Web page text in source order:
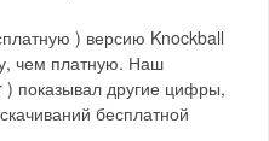
) версию Knockball
чем платную. Наш
показывал другие цифры,
бесплатной